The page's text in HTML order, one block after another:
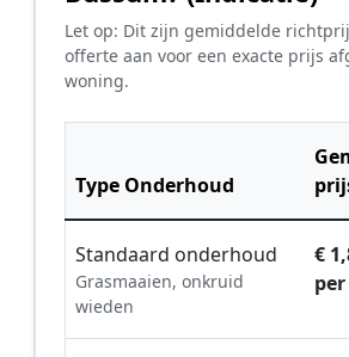
Let op: Dit zijn gemiddelde
offerte aan voor een exacte prijs
woning.
Type Onderhoud
Standaard onderhoud
Grasmaaien, onkruid
wieden
€
per